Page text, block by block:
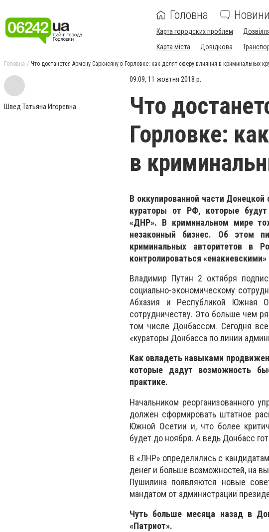
Головна Новини
Карта городских проблем
Карта міста
Довідкова
Головна Что достанется Армену Саркисяну в Горловке: как делят сферу влияния в криминальных
Швед Татьяна Игоревна
09:09, 11 жовтня 2018 р.
Что
Горловке:
в
В оккупированной части
кураторы от РФ, которые будут
«ДНР». В криминальном мире
незаконный бизнес. Об этом
криминальных авторитетов в
контролироваться
Владимир Путин 2 октября
социально-экономическому
Абхазия и Республикой Южная
сотрудничеству. Это больше чем
том числе Донбассом. Сегодня
«кураторы Донбасса по линии
Как овладеть навыками
которые дадут возможность
практике.
Начальником реорганизованного
должен сформировать штатное
Южной Осетии и, что более
будет до ноября. А ведь Донбасс
В «ЛНР» определились с
денег и больше возможностей, на
Пушилина появляются новые
мандатом от администрации
Чуть больше месяца назад в
«Патриот».